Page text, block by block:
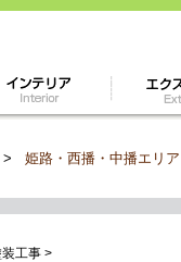
> 姫路・西播・中播エリア
工事 >